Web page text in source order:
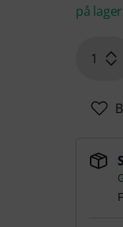
på lager
1